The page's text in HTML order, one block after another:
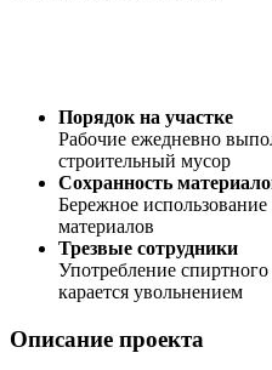
Порядок на участке
Рабочие ежедневно
строительный мусор
Сохранность
Бережное
материалов
Трезвые сотрудники
Употребление
карается увольнением
Описание проекта